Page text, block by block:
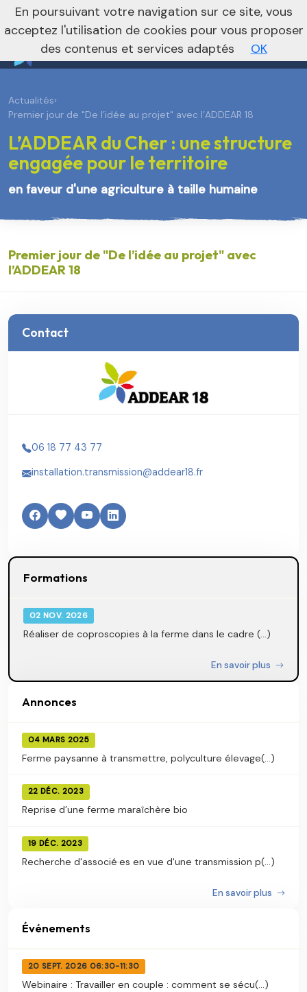
Vers le site régional Vers le site national
Actualités›
Premier jour de "De l’idée au projet" avec l’ADDEAR 18
L’ADDEAR du Cher : une structure
engagée pour le territoire
en faveur d'une agriculture à taille humaine
Premier jour de "De l’idée au projet" avec
l’ADDEAR 18
Contact
06 18 77 43 77
installation.transmission@addear18.fr
Formations
02 NOV. 2026
Réaliser de coproscopies à la ferme dans le cadre (...)
En savoir plus
Annonces
04 MARS 2025
Ferme paysanne à transmettre, polyculture élevage(...)
22 DÉC. 2023
Reprise d’une ferme maraîchère bio
19 DÉC. 2023
Recherche d'associé·es en vue d'une transmission p(...)
En savoir plus
Événements
20 SEPT. 2026 06:30-11:30
Webinaire : Travailler en couple : comment se sécu(...)
En poursuivant votre navigation sur ce site, vous
acceptez l'utilisation de cookies pour vous proposer
des contenus et services adaptés
OK